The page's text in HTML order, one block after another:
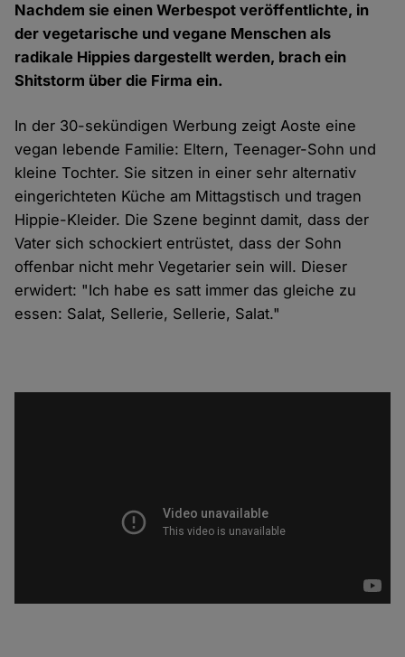
Nachdem sie einen Werbespot veröffentlichte, in
der vegetarische und vegane Menschen als
radikale Hippies dargestellt werden, brach ein
Shitstorm über die Firma ein.
In der 30-sekündigenWerbung zeigt Aoste eine
vegan lebende Familie: Eltern, Teenager-Sohn und
kleine Tochter. Sie sitzen in einer sehr alternativ
eingerichteten Küche am Mittagstisch und tragen
Hippie-Kleider. Die Szene beginnt damit, dass der
Vater sich schockiert entrüstet, dass der Sohn
offenbar nicht mehr Vegetarier sein will. Dieser
erwidert: "Ich habe es satt immer das gleiche zu
essen: Salat, Sellerie, Sellerie, Salat."